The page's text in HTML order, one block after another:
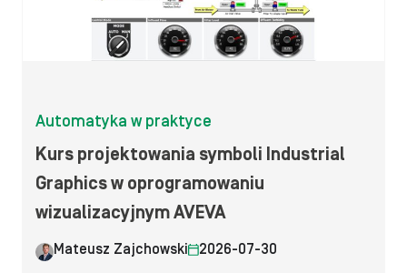
Automatyka w praktyce
Kurs projektowania symboli Industrial
Graphics w oprogramowaniu
wizualizacyjnym AVEVA
Mateusz Zajchowski 2026-07-30